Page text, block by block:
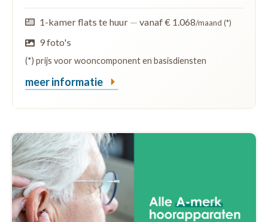
1-kamer flats te huur — vanaf € 1.068/maand (*)
9 foto's
(*) prijs voor wooncomponent en basisdiensten
meer informatie